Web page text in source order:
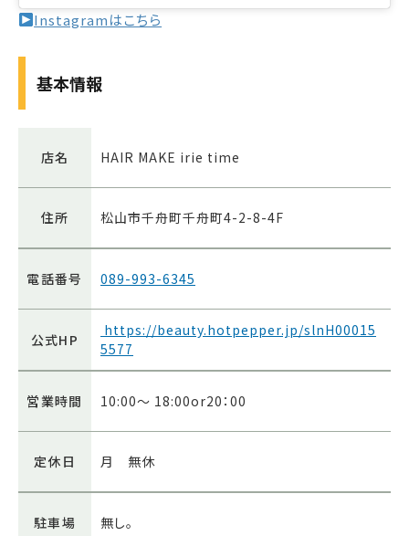
Instagramはこちら
基本情報
店名 HAIR MAKE irie time
住所 松山市千舟町千舟町4-2-8-4F
電話番号 089-993-6345
公式HP
https://beauty.hotpepper.jp/slnH00015
5577
営業時間 10:00〜 18:00or20：00
定休日 月 無休
駐車場 無し。